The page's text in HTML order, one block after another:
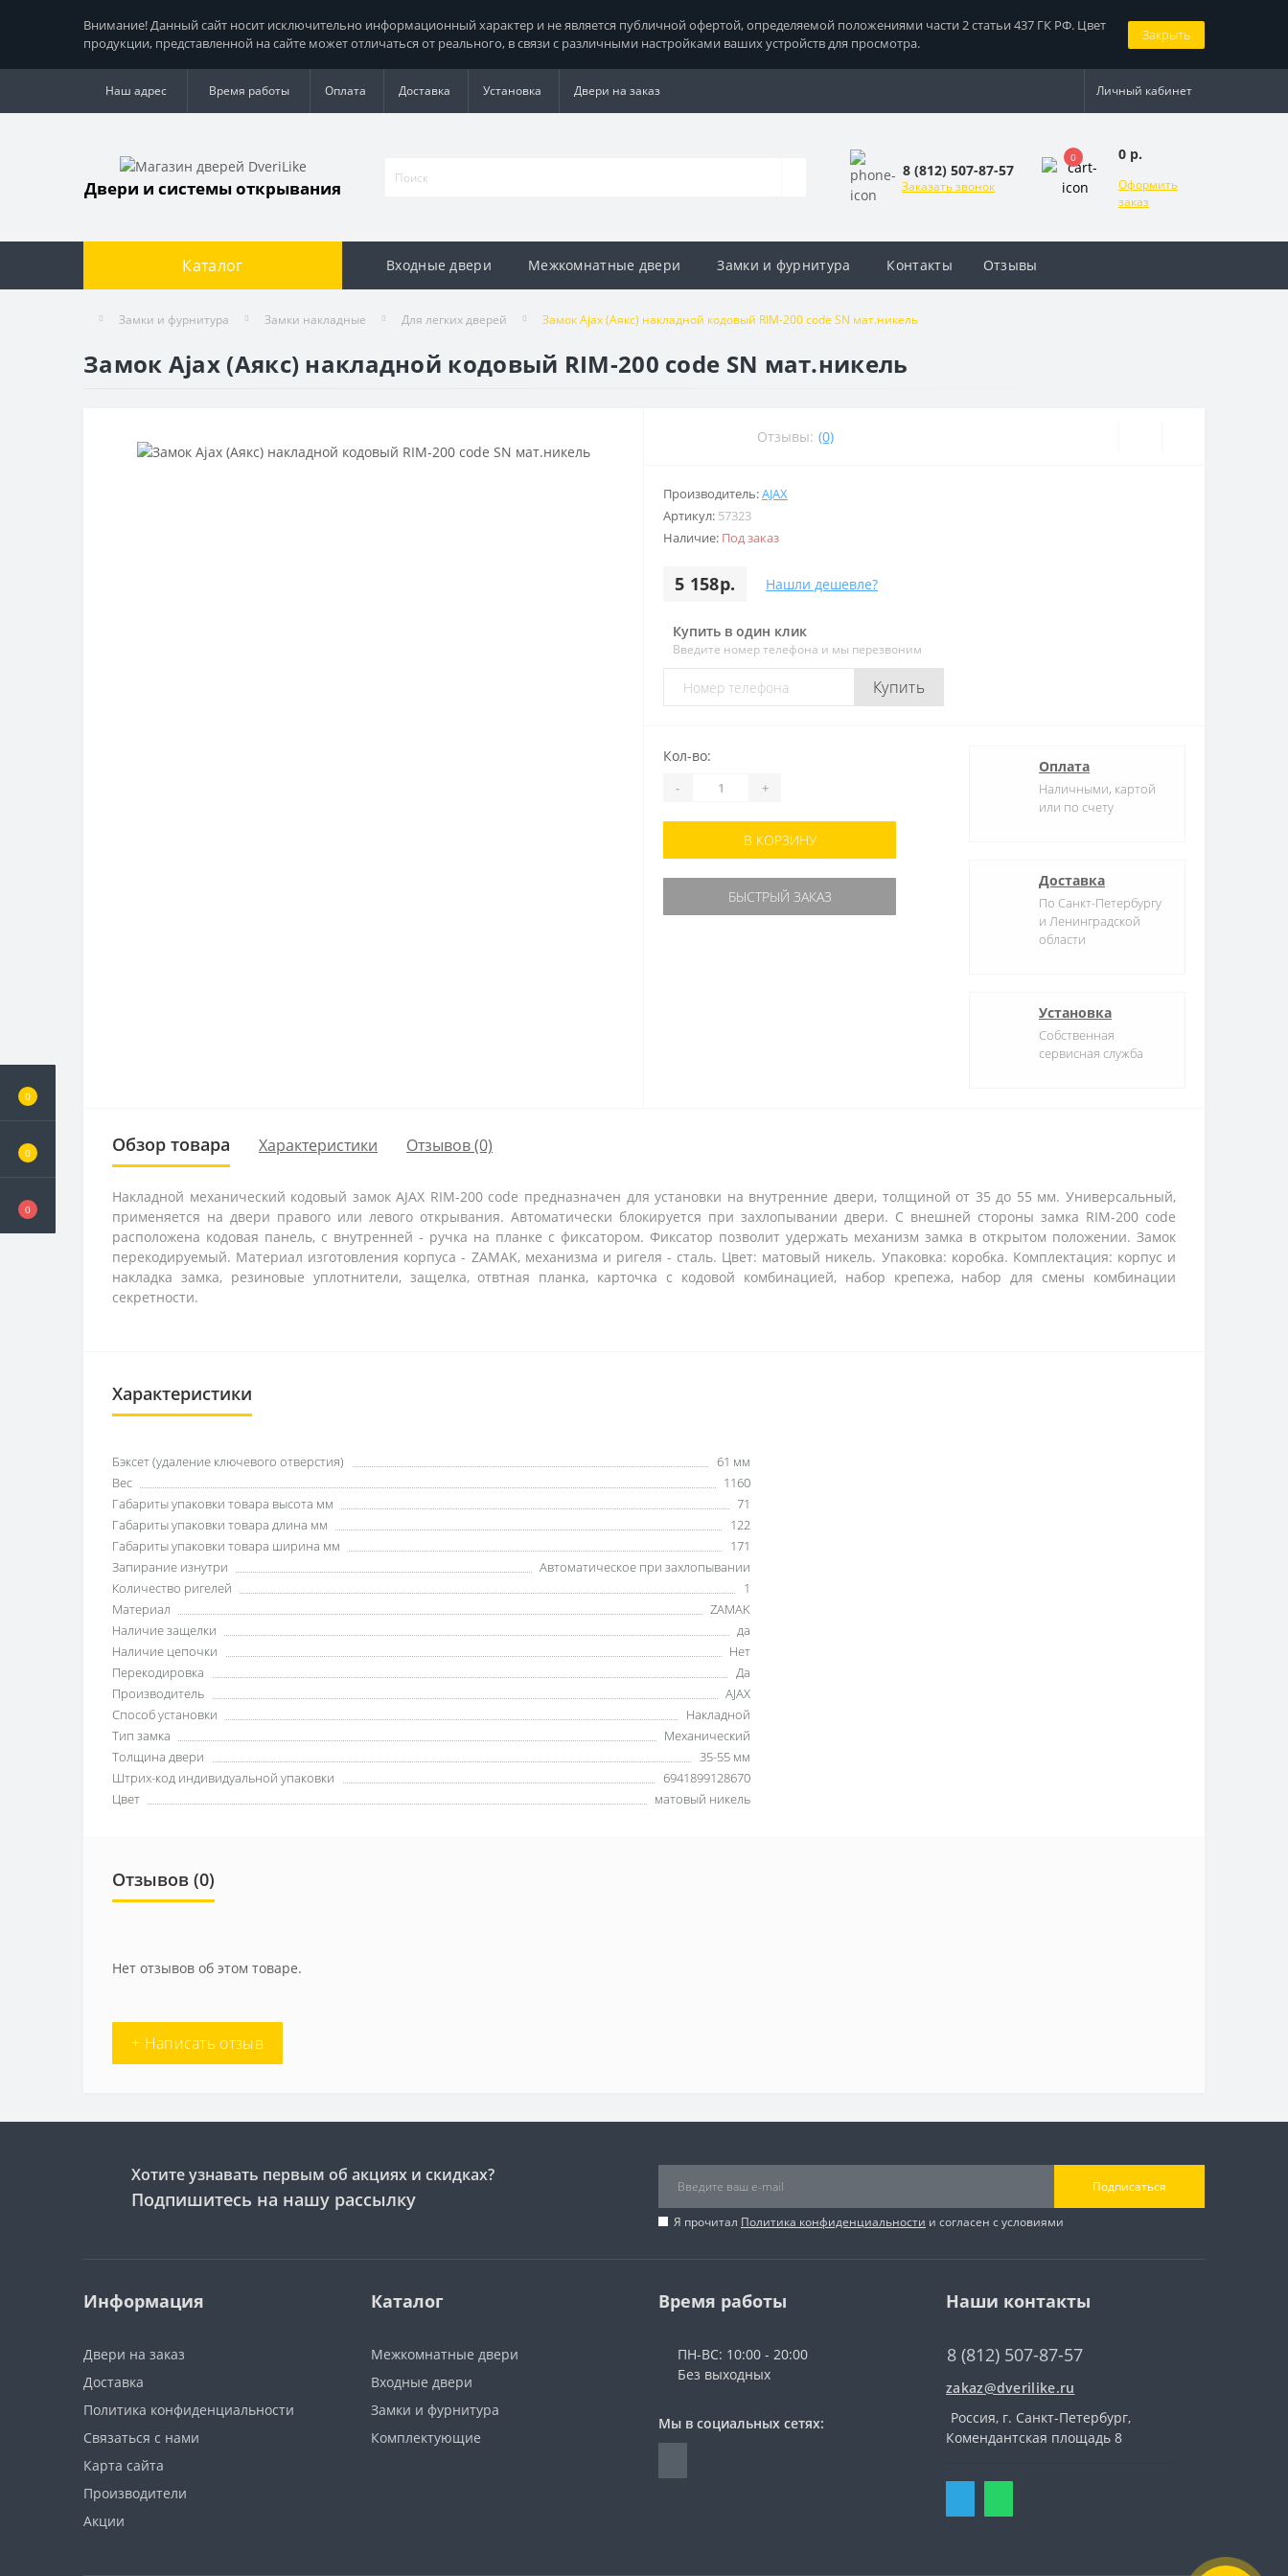
0
0
0
Внимание! Данный сайт носит исключительно информационный характер и не является публичной офертой, определяемой положениями части 2 статьи 437 ГК РФ. Цвет
продукции, представленной на сайте может отличаться от реального, в связи с различными настройками ваших устройств для просмотра.
Закрыть
Наш адрес Время работы Оплата Доставка Установка Двери на заказ Личный кабинет
Двери и системы открывания
8 (812) 507-87-57
Заказать звонок
0 0 р.
Оформить
заказ
Каталог Входные двери Межкомнатные двери Замки и фурнитура Контакты Отзывы
Замки и фурнитура Замки накладные Для легких дверей Замок Ajax (Аякс) накладной кодовый RIM-200 code SN мат.никель
Замок Ajax (Аякс) накладной кодовый RIM-200 code SN мат.никель
Отзывы: (0)
Производитель:AJAX
Артикул: 57323
Наличие: Под заказ
5 158р. Нашли дешевле?
Купить в один клик
Введите номер телефона и мы перезвоним
Купить
Кол-во:
- +
В КОРЗИНУ
БЫСТРЫЙ ЗАКАЗ
Оплата
Наличными, картой
или по счету
Доставка
По Санкт-Петербургу
и Ленинградской
области
Установка
Собственная
сервисная служба
Обзор товара Характеристики Отзывов (0)
Накладной механический кодовый замок AJAX RIM-200 code предназначен для установки на внутренние двери, толщиной от 35 до 55 мм. Универсальный,
применяется на двери правого или левого открывания. Автоматически блокируется при захлопывании двери. С внешней стороны замка RIM-200 code
расположена кодовая панель, с внутренней - ручка на планке с фиксатором. Фиксатор позволит удержать механизм замка в открытом положении. Замок
перекодируемый. Материал изготовления корпуса - ZAMAK, механизма и ригеля - сталь. Цвет: матовый никель. Упаковка: коробка. Комплектация: корпус и
накладка замка, резиновые уплотнители, защелка, отвтная планка, карточка с кодовой комбинацией, набор крепежа, набор для смены комбинации
секретности.
Характеристики
Бэксет (удаление ключевого отверстия)
61 мм
Вес
1160
Габариты упаковки товара высота мм
71
Габариты упаковки товара длина мм
122
Габариты упаковки товара ширина мм
171
Запирание изнутри
Автоматическое при захлопывании
Количество ригелей
1
Материал
ZAMAK
Наличие защелки
да
Наличие цепочки
Нет
Перекодировка
Да
Производитель
AJAX
Способ установки
Накладной
Тип замка
Механический
Толщина двери
35-55 мм
Штрих-код индивидуальной упаковки
6941899128670
Цвет
матовый никель
Отзывов (0)
Нет отзывов об этом товаре.
+ Написать отзыв
Хотите узнавать первым об акциях и скидках?
Подпишитесь на нашу рассылку
Подписаться
Я прочитал Политика конфиденциальности и согласен с условиями
Информация
Двери на заказ
Доставка
Политика конфиденциальности
Связаться с нами
Карта сайта
Производители
Акции
Каталог
Межкомнатные двери
Входные двери
Замки и фурнитура
Комплектующие
Время работы
ПН-ВС: 10:00 - 20:00
Без выходных
Мы в социальных сетях:
Наши контакты
8 (812) 507-87-57
zakaz@dverilike.ru
Россия, г. Санкт-Петербург,
Комендантская площадь 8